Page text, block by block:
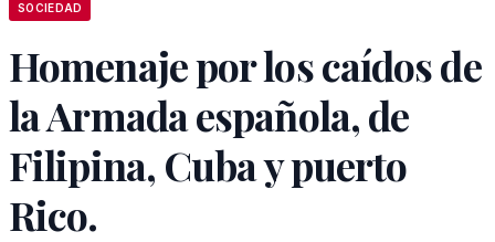
SOCIEDAD
Homenaje por los caídos de
la Armada española, de
Filipina, Cuba y puerto
Rico.